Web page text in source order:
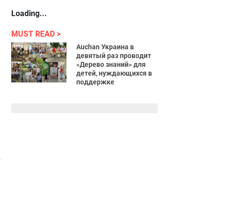
Loading...
MUST READ
Auchan Украина в
девятый раз проводит
«Дерево знаний» для
детей, нуждающихся в
поддержке